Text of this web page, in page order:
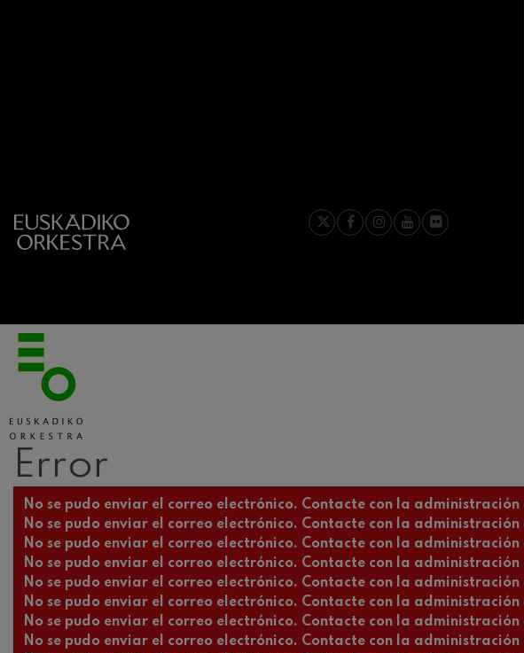
Joseph Haydn
Franz Schmidt
Antonin Dvorak
Johannes Brahms: Concierto para
Johannes Brahms
Ludwig van Beethoven: Sinfonía
Ludwig van Beethoven
Error
Mensaje de error
No se pudo enviar el correo electrónico. Contacte con la
No se pudo enviar el correo electrónico. Contacte con la
No se pudo enviar el correo electrónico. Contacte con la
No se pudo enviar el correo electrónico. Contacte con la
No se pudo enviar el correo electrónico. Contacte con la
No se pudo enviar el correo electrónico. Contacte con la
No se pudo enviar el correo electrónico. Contacte con la
No se pudo enviar el correo electrónico. Contacte con la